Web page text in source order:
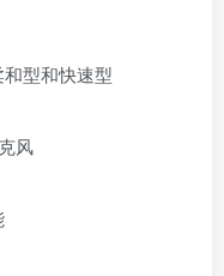
型和快速型
风